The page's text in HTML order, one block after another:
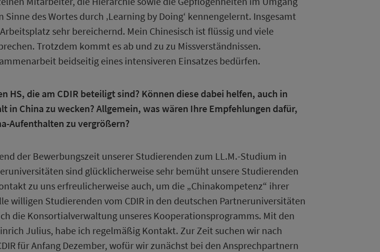
des Wortes durch ‚Learning by Doing‘ kennengelernt. Insgesamt
sehr bereichernd. Mein Chinesisch ist flüssig und viele
Trotzdem kommt es ab und zu zu Missverständnissen.
beidseitig eines intensiveren Einsatzes bedürfen.
HS, die am CDIR beteiligt sind? Können diese dabei helfen, auch in
in China zu wecken? Allgemein, was wären Ihre Empfehlungen dafür,
Aufenthalten zu vergrößern?
der Bewerbungszeit unserer Studierenden zum LL.M.-Studium in
sind glücklicherweise sehr bemüht unsere Studierenden
zu uns erfreulicherweise auch, um die „Chinakompetenz“ ihrer
willigen Studierenden vom CDIR in den deutschen Partneruniversitäten
die Konsortialverwaltung unseres Kooperationsprogramms. Mit den
Julius, habe ich regelmäßig Kontakt. Zur Zeit suchen wir nach
für Anfang Dezember, wofür wir zunächst bei den Ansprechpartnern